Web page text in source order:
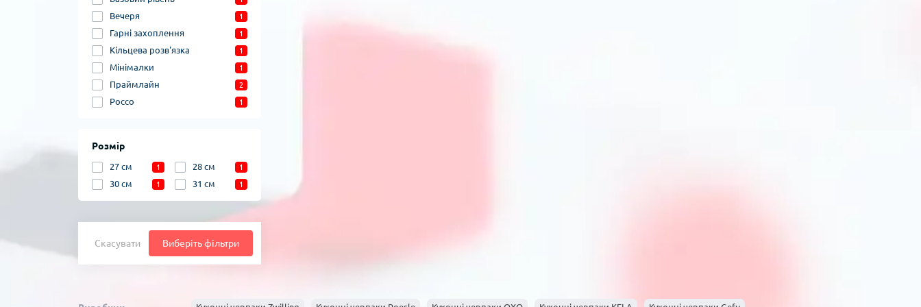
Вечеря 1
Гарні захоплення 1
Кільцева розв'язка 1
Мінімалки 1
Праймлайн 2
Россо 1
Розмір
27 см 1 28 см 1
30 см 1 31 см 1
Скасувати Виберіть фільтри